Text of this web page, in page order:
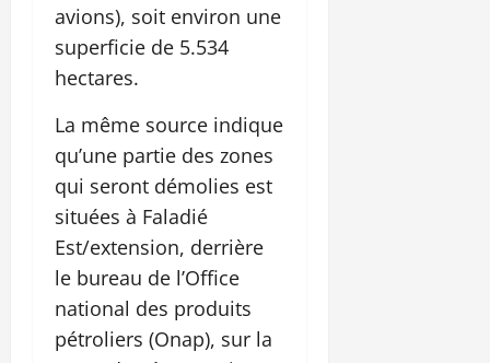
avions), soit environ une
superficie de 5.534
hectares.
La même source indique
qu’une partie des zones
qui seront démolies est
situées à Faladié
Est/extension, derrière
le bureau de l’Office
national des produits
pétroliers (Onap), sur la